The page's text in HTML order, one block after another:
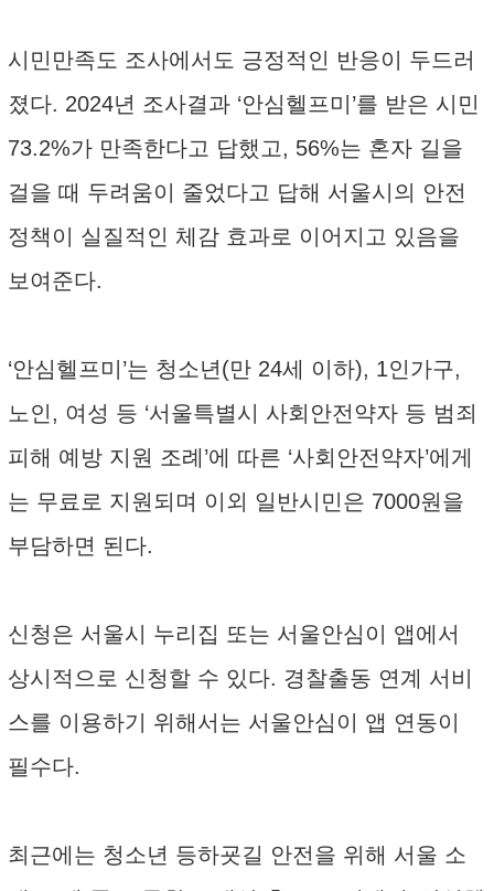
시민만족도 조사에서도 긍정적인 반응이 두드러
졌다. 2024년 조사결과 ‘안심헬프미’를 받은 시민
73.2%가 만족한다고 답했고, 56%는 혼자 길을
걸을 때 두려움이 줄었다고 답해 서울시의 안전
정책이 실질적인 체감 효과로 이어지고 있음을
보여준다.
‘안심헬프미’는 청소년(만 24세 이하), 1인가구,
노인, 여성 등 ‘서울특별시 사회안전약자 등 범죄
피해 예방 지원 조례’에 따른 ‘사회안전약자’에게
는 무료로 지원되며 이외 일반시민은 7000원을
부담하면 된다.
신청은 서울시 누리집 또는 서울안심이 앱에서
상시적으로 신청할 수 있다. 경찰출동 연계 서비
스를 이용하기 위해서는 서울안심이 앱 연동이
필수다.
최근에는 청소년 등하굣길 안전을 위해 서울 소